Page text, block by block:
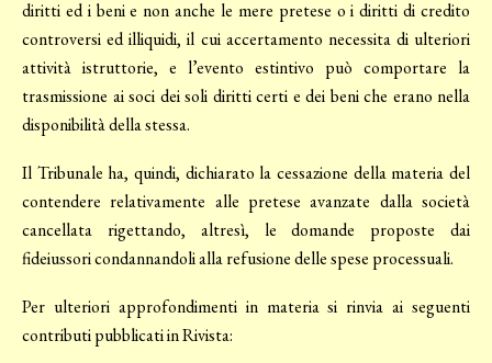
diritti ed i beni e non anche le mere pretese o i diritti di credito
controversi ed illiquidi, il cui accertamento necessita di ulteriori
attività istruttorie, e l’evento estintivo può comportare la
trasmissione ai soci dei soli diritti certi e dei beni che erano nella
disponibilità della stessa.
Il Tribunale ha, quindi, dichiarato la cessazione della materia del
contendere relativamente alle pretese avanzate dalla società
cancellata rigettando, altresì, le domande proposte dai
fideiussori condannandoli alla refusione delle spese processuali.
Per ulteriori approfondimenti in materia si rinvia ai seguenti
contributi pubblicati in Rivista: